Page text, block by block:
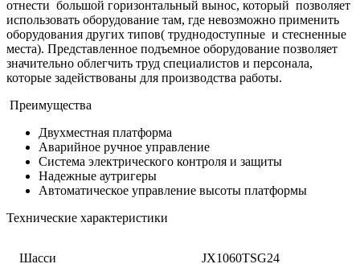
отнести большой горизонтальный вынос, который позволяет
использовать оборудование там, где невозможно применить
оборудования других типов( труднодоступные и стесненные
места). Представленное подъемное оборудование позволяет
значительно облегчить труд специалистов и персонала,
которые задействованы для производства работы.
Преимущества
Двухместная платформа
Аварийное ручное управление
Система электрического контроля и защиты
Надежные аутригеры
Автоматическое управление высоты платформы
Технические характеристики
Шасси
JX1060TSG24